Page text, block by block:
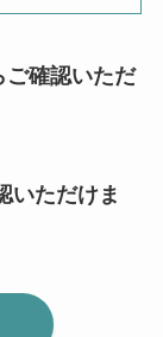
ご確認いただ
いただけま